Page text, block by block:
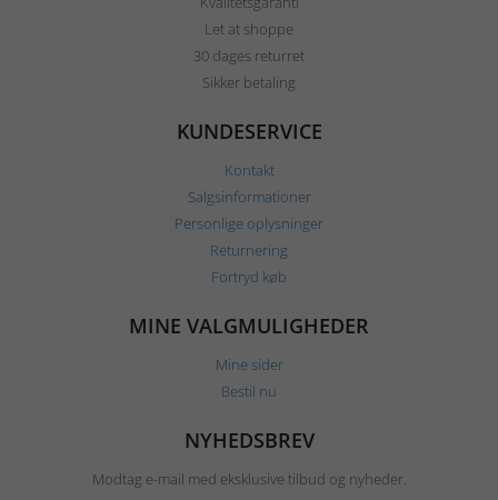
Let at shoppe
30 dages returret
Sikker betaling
KUNDESERVICE
Kontakt
Salgsinformationer
Personlige oplysninger
Returnering
Fortryd køb
MINE VALGMULIGHEDER
Mine sider
Bestil nu
NYHEDSBREV
Modtag e-mail med eksklusive tilbud og nyheder.